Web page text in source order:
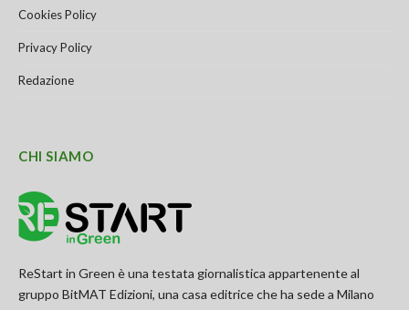
Cookies Policy
Privacy Policy
Redazione
CHI SIAMO
ReStart in Green è una testata giornalistica appartenente al
gruppo BitMAT Edizioni, una casa editrice che ha sede a Milano